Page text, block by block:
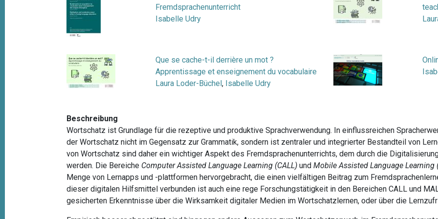
Fremdsprachenunterricht
Isabelle Udry
Que se cache-t-il derrière un mot ?
Apprentissage et enseignement du vocabulaire
Laura Loder-Büchel, Isabelle Udry
Beschreibung
Wortschatz ist Grundlage für die rezeptive und produktive Sprachverwendung. In einflussreichen
der Wortschatz nicht im Gegensatz zur Grammatik, sondern ist zentraler und integrierter Bestandteil von
von Wortschatz sind daher ein wichtiger Aspekt des Fremdsprachenunterrichts, dem durch die
werden. Die Bereiche Computer Assisted Language Learning (CALL) undMobile Assisted Language Learning
Menge von Lernapps und -plattformen hervorgebracht, die einen vielfältigen Beitrag zum
dieser digitalen Hilfsmittel verbunden ist auch eine rege Forschungstätigkeit in den Bereichen CALL und
gesicherten Erkenntnisse über die Wirksamkeit digitaler Medien im Wortschatzlernen, oder über die